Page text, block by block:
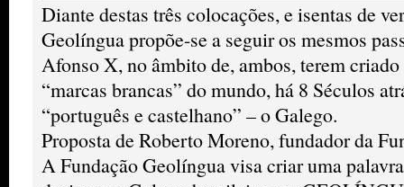
Diante destas três colocações, e isentas de
Geolíngua propõe-se a seguir os mesmos
Afonso X, no âmbito de, ambos, terem
“marcas brancas” do mundo, há 8 Séculos
“português e castelhano” – o Galego.
Proposta de Roberto Moreno, fundador da
A Fundação Geolíngua visa criar uma